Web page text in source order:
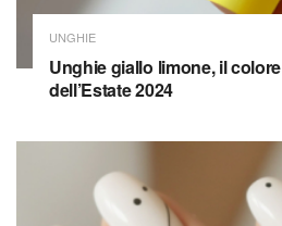
UNGHIE
Unghie giallo limone, il
dell’Estate 2024